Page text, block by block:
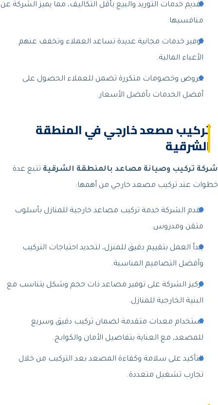
تقديم خدمات التوريد والبيع بأقل التكاليف، مما يميز الشركة عن
منافسيها.
توفير خدمات مجانية عديدة تساعد العملاء وتخفف عنهم
الأعباء المالية.
عروض وخصومات متكررة تضمن للعملاء الحصول على
أفضل الخدمات بأفضل الأسعار.
تركيب مصعد خارجي في المنطقة
الشرقية
شركة تركيب وصيانة مصاعد بالمنطقة الشرقية تتبع عدة
خطوات عند تركيب مصعد خارجي من أهمها:
تقدم الشركة خدمة تركيب مصاعد خارجية للمنازل بأسلوب
متقن ومدروس.
يبدأ العمل بتقييم دقيق للمنزل، لتحديد احتياجات التركيب
وأفضل التصاميم المناسبة.
تركيز الشركة على توفير مصاعد ذات حجم وشكل يتناسب مع
البنية الخارجية للمنازل.
استخدام معدات متقدمة لضمان تركيب دقيق وسريع
للمصعد، مع العناية بتفاصيل الأمان والكوابح.
التأكيد على سلامة وكفاءة المصعد بعد التركيب من خلال
تجارب تشغيل متعددة.